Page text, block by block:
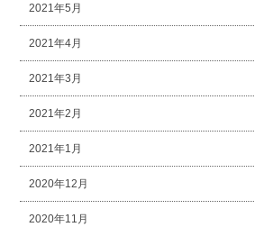
2021年5月
2021年4月
2021年3月
2021年2月
2021年1月
2020年12月
2020年11月